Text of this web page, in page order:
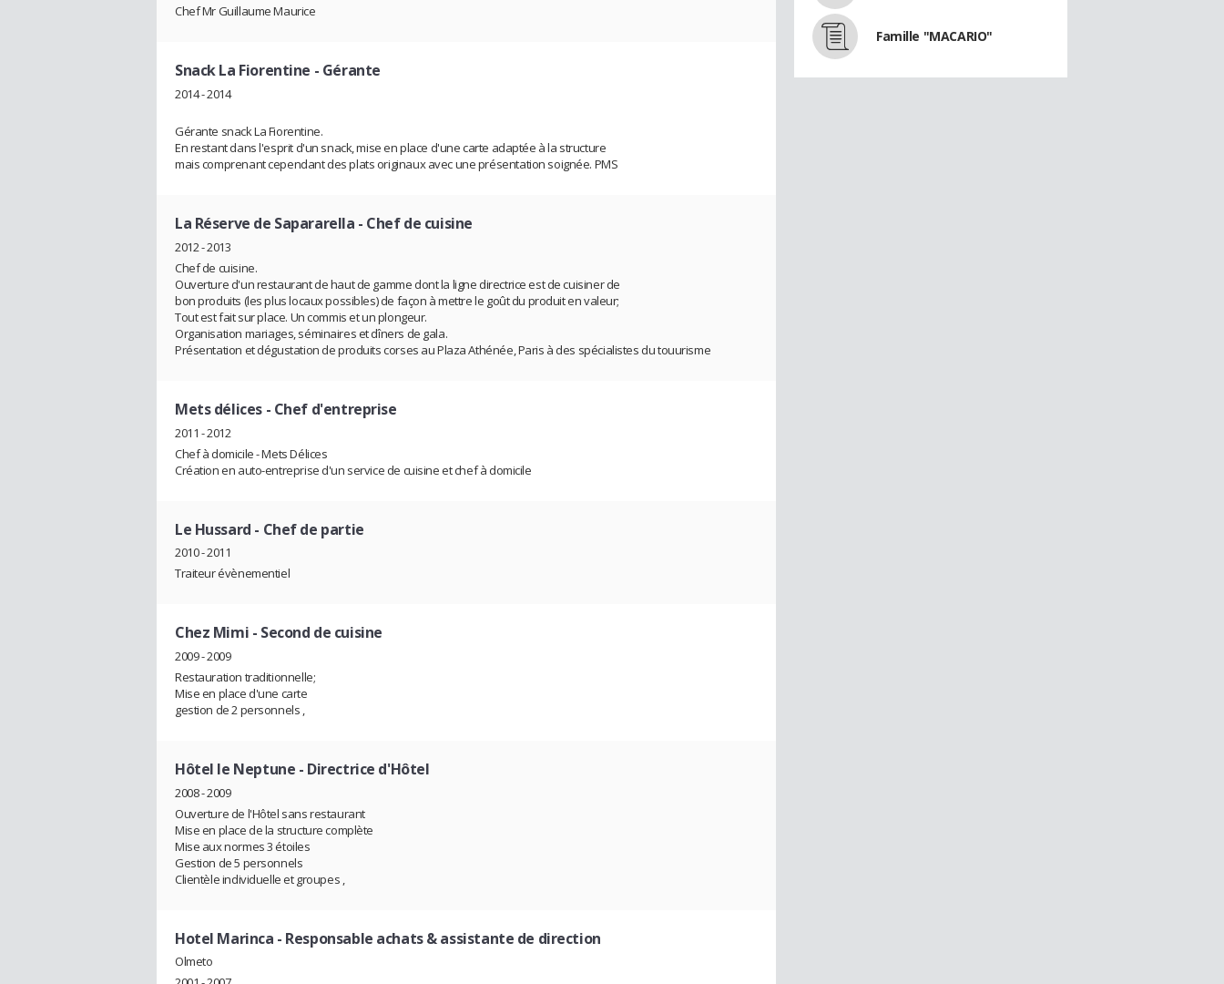
Chef Mr Guillaume Maurice
Snack La Fiorentine - Gérante
2014 - 2014
Gérante snack La Fiorentine.
En restant dans l'esprit d'un snack, mise en place d'une carte adaptée à la structure
mais comprenant cependant des plats originaux avec une présentation soignée. PMS
La Réserve de Sapararella - Chef de cuisine
2012 - 2013
Chef de cuisine.
Ouverture d'un restaurant de haut de gamme dont la ligne directrice est de cuisiner de
bon produits (les plus locaux possibles) de façon à mettre le goût du produit en valeur;
Tout est fait sur place. Un commis et un plongeur.
Organisation mariages, séminaires et dîners de gala.
Présentation et dégustation de produits corses au Plaza Athénée, Paris à des spécialistes du touurisme
Mets délices- Chef d'entreprise
2011 - 2012
Chef à domicile - Mets Délices
Création en auto-entreprise d'un service de cuisine et chef à domicile
Le Hussard - Chef de partie
2010 - 2011
Traiteur évènementiel
Chez Mimi - Second de cuisine
2009 - 2009
Restauration traditionnelle;
Mise en place d'une carte
gestion de 2 personnels ,
Hôtel le Neptune - Directrice d'Hôtel
2008 - 2009
Ouverture de l'Hôtel sans restaurant
Mise en place de la structure complète
Mise aux normes 3 étoiles
Gestion de 5 personnels
Clientèle individuelle et groupes ,
Hotel Marinca - Responsable achats & assistante de direction
Olmeto
Famille "MACARIO"